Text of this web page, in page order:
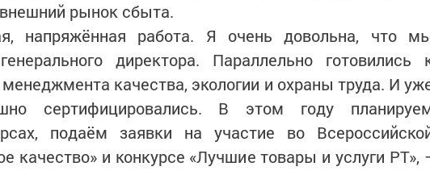
рынок сбыта.
напряжённая работа. Я очень довольна, что
директора. Параллельно готовились
качества, экологии и охраны труда. И
сертифицировались. В этом году
подаём заявки на участие во
качество» и конкурсе «Лучшие товары и услуги РТ»,